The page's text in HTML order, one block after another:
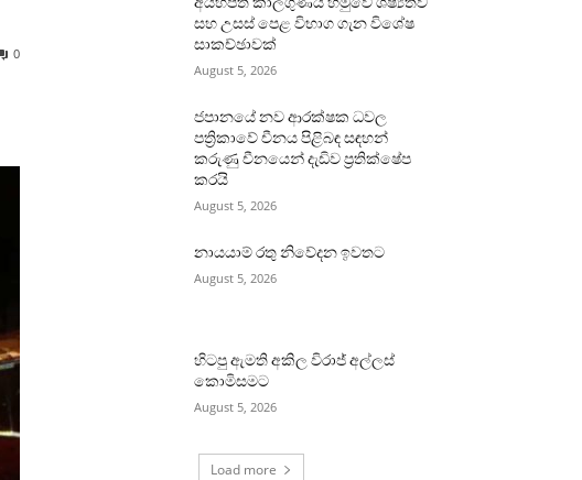
0
සහ උසස් පෙළ විභාග ගැන විශේෂ
සාකච්ඡාවක්
August 5, 2026
ජපානයේ නව ආරක්ෂක ධවල
පත්‍රිකාවේ චීනය පිළිබඳ සඳහන්
කරුණු චීනයෙන් දැඩිව ප්‍රතික්ෂේප
කරයි
August 5, 2026
නායයාම් රතු නිවේදන ඉවතට
August 5, 2026
හිටපු ඇමති අකිල විරාජ් අල්ලස්
කොමිසමට
August 5, 2026
Load more